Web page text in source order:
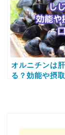
オルニチンは
る？効能や摂